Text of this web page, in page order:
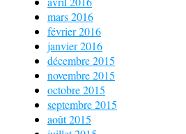
mars 2016
février 2016
janvier 2016
décembre 2015
novembre 2015
octobre 2015
septembre 2015
août 2015